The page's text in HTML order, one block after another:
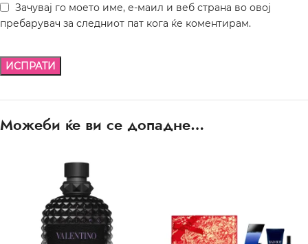
Зачувај го моето име, е-маил и веб страна во овој
пребарувач за следниот пат кога ќе коментирам.
Можеби ќе ви се допадне…